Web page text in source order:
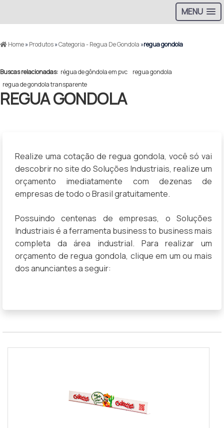
MENU
Home»Produtos»Categoria - Regua De Gondola »regua gondola
Buscas relacionadas: régua de gôndola em pvc
regua gondola
regua de gondola transparente
REGUA GONDOLA
Realize uma cotação de regua gondola, você só vai
descobrir no site do Soluções Industriais, realize um
orçamento imediatamente com dezenas de
empresas de todo o Brasil gratuitamente.
Possuindo centenas de empresas, o Soluções
Industriais é a ferramenta business to business mais
completa da área industrial. Para realizar um
orçamento de regua gondola, clique em um ou mais
dos anunciantes a seguir: